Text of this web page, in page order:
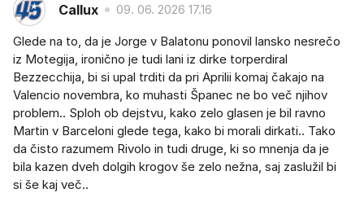
Callux 09. 06. 2026 17.16
Glede na to, da je Jorge v Balatonu ponovil lansko nesrečo
iz Motegija, ironično je tudi lani iz dirke torperdiral
Bezzecchija, bi si upal trditi da pri Aprilii komaj čakajo na
Valencio novembra, ko muhasti Španec ne bo več njihov
problem.. Sploh ob dejstvu, kako zelo glasen je bil ravno
Martin v Barceloni glede tega, kako bi morali dirkati.. Tako
da čisto razumem Rivolo in tudi druge, ki so mnenja da je
bila kazen dveh dolgih krogov še zelo nežna, saj zaslužil bi
si še kaj več..